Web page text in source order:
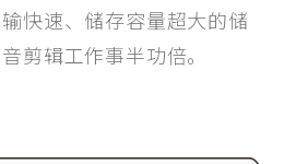
快速、储存容量超大的储
剪辑工作事半功倍。